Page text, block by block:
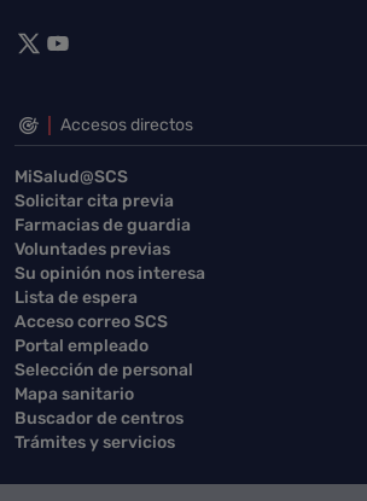
Accesos directos
MiSalud@SCS
Solicitar cita previa
Farmacias de guardia
Voluntades previas
Su opinión nos interesa
Lista de espera
Acceso correo SCS
Portal empleado
Selección de personal
Mapa sanitario
Buscador de centros
Trámites y servicios